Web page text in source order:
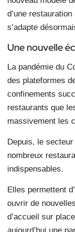
d’une
s’adapte
Une nouvelle
La pandémie du
des plateformes
confinements
restaurants que
massivement les
Depuis, le
nombreux
indispensables.
Elles permettent
ouvrir de
d’accueil sur
aujourd’hui une